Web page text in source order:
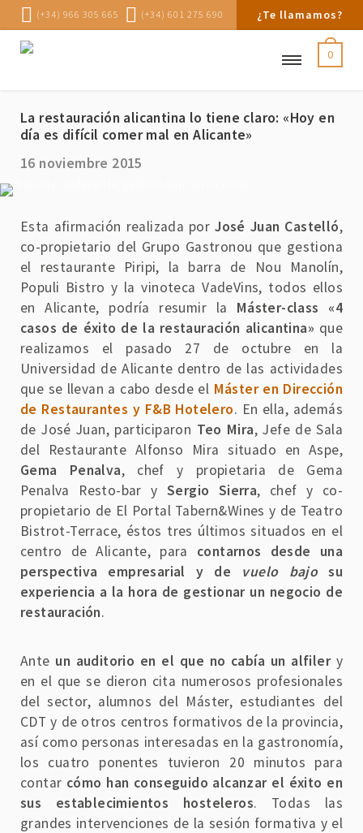
(+34) 966 305 665 (+34) 601 275 690 ¿Te llamamos?
0
La restauración alicantina lo tiene claro: «Hoy en
día es difícil comer mal en Alicante»
16 noviembre 2015
Esta afirmación realizada porJosé Juan Castelló,
co-propietario del Grupo Gastronou que gestiona
el restaurante Piripi, la barra de Nou Manolín,
Populi Bistro y la vinoteca VadeVins, todos ellos
en Alicante, podría resumir la Máster-class «4
casos de éxito de la restauración alicantina» que
realizamos el pasado 27 de octubre en la
Universidad de Alicante dentro de las actividades
que se llevan a cabo desde el Máster en Dirección
de Restaurantes y F&B Hotelero. En ella, además
de José Juan, participaron Teo Mira, Jefe de Sala
del Restaurante Alfonso Mira situado en Aspe,
Gema Penalva, chef y propietaria de Gema
Penalva Resto-bar y Sergio Sierra, chef y co-
propietario de El Portal Tabern&Wines y de Teatro
Bistrot-Terrace, éstos tres últimos situados en el
centro de Alicante, para contarnos desde una
perspectiva empresarial y de vuelo bajosu
experiencia a la hora de gestionar un negocio de
restauración.
Ante un auditorio en el que no cabía un alfilery
en el que se dieron cita numerosos profesionales
del sector, alumnos del Máster, estudiantes del
CDT y de otros centros formativos de la provincia,
así como personas interesadas en la gastronomía,
los cuatro ponentes tuvieron 20 minutos para
contar cómo han conseguido alcanzar el éxito en
sus establecimientos hosteleros. Todas las
grandes intervenciones de la sesión formativa y el